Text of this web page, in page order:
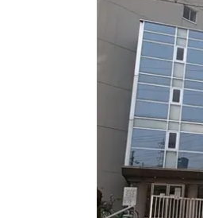
開発分譲実績
本社へのアクセス
採用情報
CSR活動
ウィルのストーリー
会社への問合せ